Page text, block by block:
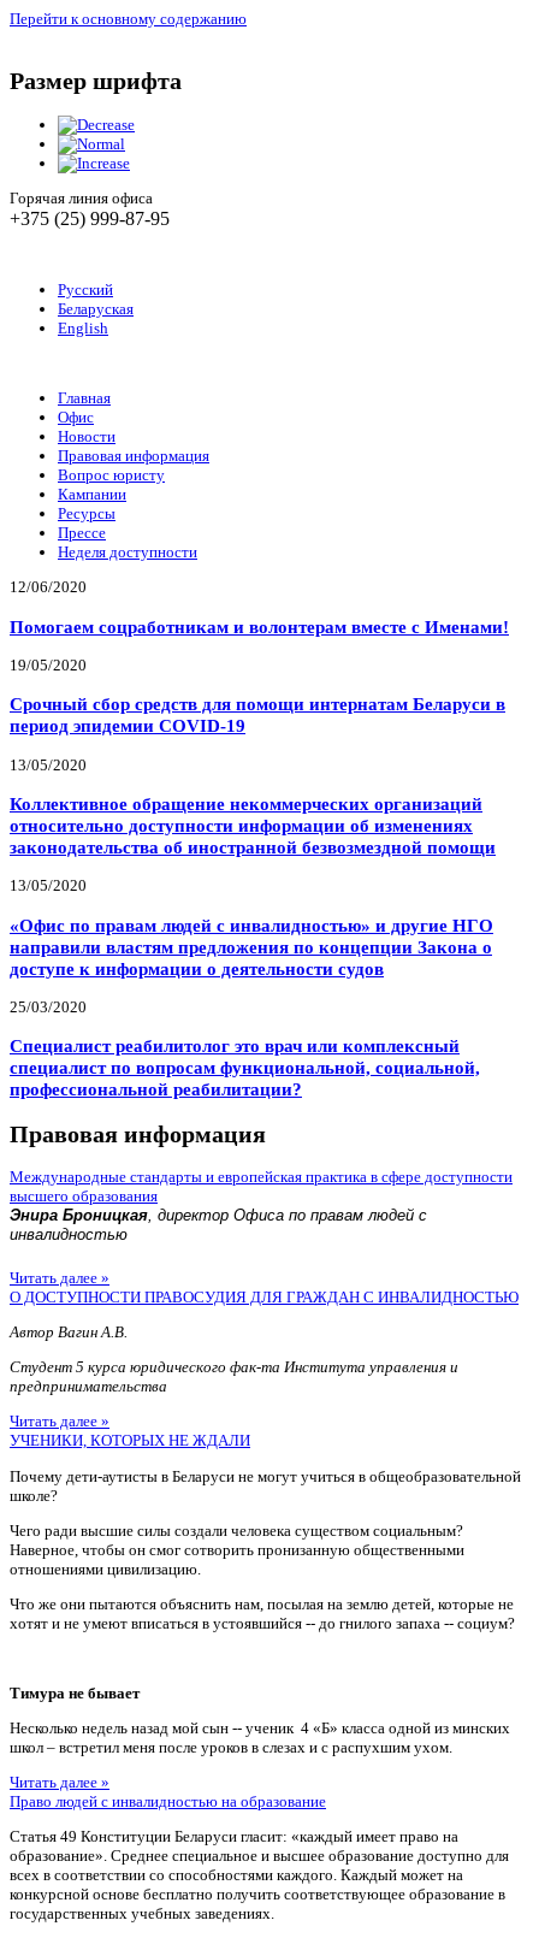
Перейти к основному содержанию
Размер шрифта
Горячая линия офиса
+375 (25) 999-87-95
Русский
Беларуская
English
Главная
Офис
Новости
Правовая информация
Вопрос юристу
Кампании
Ресурсы
Прессе
Неделя доступности
12/06/2020
Помогаем соцработникам и волонтерам вместе с Именами!
19/05/2020
Срочный сбор средств для помощи интернатам Беларуси в
период эпидемии COVID-19
13/05/2020
Коллективное обращение некоммерческих организаций
относительно доступности информации об изменениях
законодательства об иностранной безвозмездной помощи
13/05/2020
«Офис по правам людей с инвалидностью» и другие НГО
направили властям предложения по концепции Закона о
доступе к информации о деятельности судов
25/03/2020
Специалист реабилитолог это врач или комплексный
специалист по вопросам функциональной, социальной,
профессиональной реабилитации?
Правовая информация
Международные стандарты и европейская практика в сфере доступности
высшего образования
Энира Броницкая, директор Офиса по правам людей с
инвалидностью
Читать далее »
О ДОСТУПНОСТИ ПРАВОСУДИЯ ДЛЯ ГРАЖДАН С ИНВАЛИДНОСТЬЮ
Автор Вагин А.В.
Студент 5 курса юридического фак-та Института управления и
предпринимательства
Читать далее »
УЧЕНИКИ, КОТОРЫХ НЕ ЖДАЛИ
Почему дети-аутисты в Беларуси не могут учиться в общеобразовательной
школе?
Чего ради высшие силы создали человека существом социальным?
Наверное, чтобы он смог сотворить пронизанную общественными
отношениями цивилизацию.
Что же они пытаются объяснить нам, посылая на землю детей, которые не
хотят и не умеют вписаться в устоявшийся -- до гнилого запаха -- социум?
Тимура не бывает
Несколько недель назад мой сын -- ученик 4 «Б» класса одной из минских
школ – встретил меня после уроков в слезах и с распухшим ухом.
Читать далее »
Право людей с инвалидностью на образование
Статья 49 Конституции Беларуси гласит: «каждый имеет право на
образование». Среднее специальное и высшее образование доступно для
всех в соответствии со способностями каждого. Каждый может на
конкурсной основе бесплатно получить соответствующее образование в
государственных учебных заведениях.